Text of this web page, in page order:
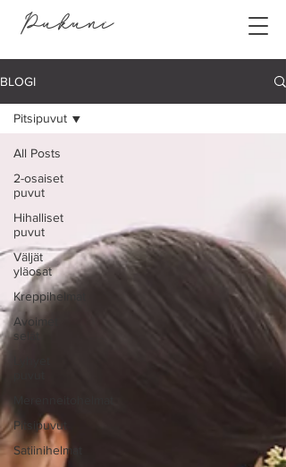
Pukuni
BLOGI
All Posts
2-osaiset
puvut
Hihalliset
puvut
Väljät
yläosat
Kreppihelmat
Avoimet
selät
Pitsipuvut
Satiinihelmat
Pitsipuvut